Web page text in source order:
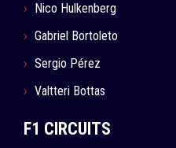
Nico Hulkenberg
Gabriel Bortoleto
Sergio Pérez
Valtteri Bottas
F1 CIRCUITS